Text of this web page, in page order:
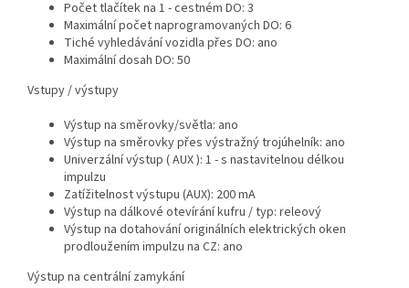
Počet tlačítek na 1 - cestném DO: 3
Maximální počet naprogramovaných DO: 6
Tiché vyhledávání vozidla přes DO: ano
Maximální dosah DO: 50
Vstupy / výstupy
Výstup na směrovky/světla: ano
Výstup na směrovky přes výstražný trojúhelník: ano
Univerzální výstup ( AUX ): 1 - s nastavitelnou délkou
impulzu
Zatížitelnost výstupu (AUX): 200 mA
Výstup na dálkové otevírání kufru / typ: releový
Výstup na dotahování originálních elektrických oken
prodloužením impulzu na CZ: ano
Výstup na centrální zamykání